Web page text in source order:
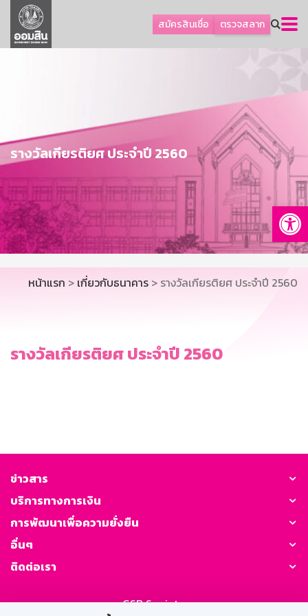
สมัครสินเชื่อ ตรวจสลาก
ลูกค้าธุรกิจ
ลูกค้าผู้ประกอบรายย่อย
การพัฒนาที่ยั่งยืน
ข่าวสาร
บริการทางการเงิน
อื่นๆ
ติดต่อเรา
บริการออนไลน์
TH
EN
รางวัลเกียรติยศ ประจำปี 2560
หน้าแรก > เกี่ยวกับธนาคาร > รางวัลเกียรติยศ ประจำปี 2560
รางวัลเกียรติยศ ประจำปี 2560
ข่าวสาร
บริการทางการเงิน
การพัฒนาเพื่อความยั่งยืน
อื่นๆ
ติดต่อเรา
GSB Society: